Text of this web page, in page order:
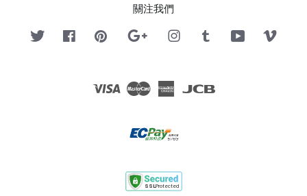
關注我們
Twitter FacebookPinterest Google InstagramTumblr YouTube
Visa Master American